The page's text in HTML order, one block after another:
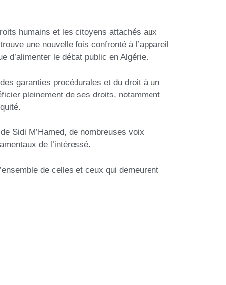
humains et les citoyens attachés aux
une nouvelle fois confronté à l’appareil
d’alimenter le débat public en Algérie.
garanties procédurales et du droit à un
pleinement de ses droits, notamment
Sidi M’Hamed, de nombreuses voix
de l’intéressé.
de celles et ceux qui demeurent